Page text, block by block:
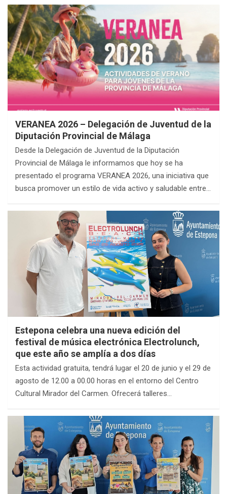
VERANEA 2026 – Delegación de Juventud de la
Diputación Provincial de Málaga
Desde la Delegación de Juventud de la Diputación
Provincial de Málaga le informamos que hoy se ha
presentado el programa VERANEA 2026, una iniciativa que
busca promover un estilo de vida activo y saludable entre…
Estepona celebra una nueva edición del
festival de música electrónica Electrolunch,
que este año se amplía a dos días
Esta actividad gratuita, tendrá lugar el 20 de junio y el 29 de
agosto de 12.00 a 00.00 horas en el entorno del Centro
Cultural Mirador del Carmen. Ofrecerá talleres…